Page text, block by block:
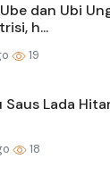
dan Ubi
h...
19
Saus Lada
18